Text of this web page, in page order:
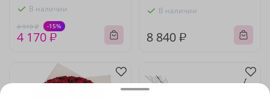
В наличии
4 910 ₽ -15%
4 170 ₽
В наличии
8 840 ₽